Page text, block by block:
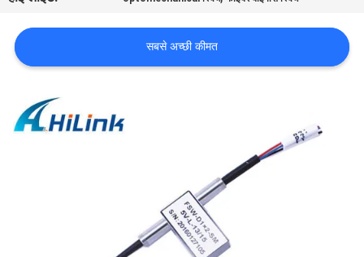
समाचार
मामले
सबसे अच्छी कीमत